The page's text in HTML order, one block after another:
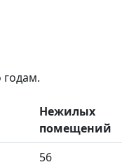
Нежилых
помещений
56